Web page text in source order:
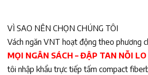
VÌ SAO NÊN CHỌN CHÚNG TÔI
Vách ngăn VNT hoạt động theo phương
MỌI NGÂN SÁCH – ĐẬP TAN NỖI
tôi nhập khẩu trực tiếp tấm compact